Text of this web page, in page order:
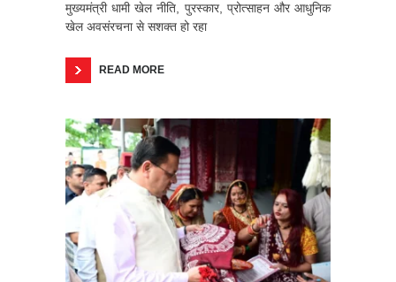
मुख्यमंत्री धामी खेल नीति, पुरस्कार, प्रोत्साहन और आधुनिक
खेल अवसंरचना से सशक्त हो रहा
READ MORE